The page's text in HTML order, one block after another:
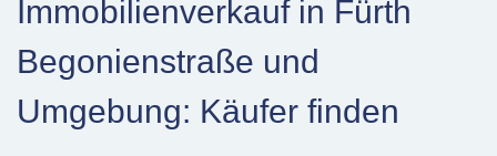
Immobilienverkauf in Fürth
Begonienstraße und
Umgebung: Käufer finden